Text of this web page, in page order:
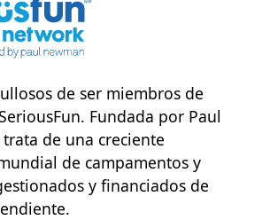
de ser miembros de
. Fundada por Paul
de una creciente
de campamentos y
y financiados de